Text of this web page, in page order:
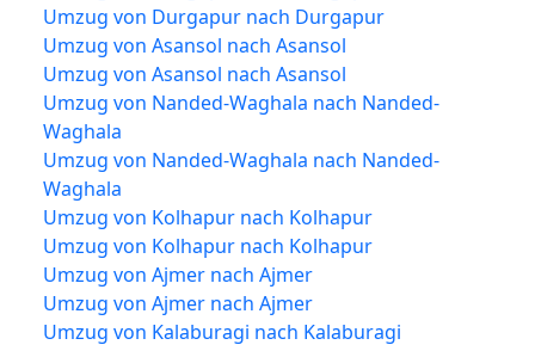
Umzug von Durgapur nach Durgapur
Umzug von Asansol nach Asansol
Umzug von Asansol nach Asansol
Umzug von Nanded-Waghala nach Nanded-
Waghala
Umzug von Nanded-Waghala nach Nanded-
Waghala
Umzug von Kolhapur nach Kolhapur
Umzug von Kolhapur nach Kolhapur
Umzug von Ajmer nach Ajmer
Umzug von Ajmer nach Ajmer
Umzug von Kalaburagi nach Kalaburagi